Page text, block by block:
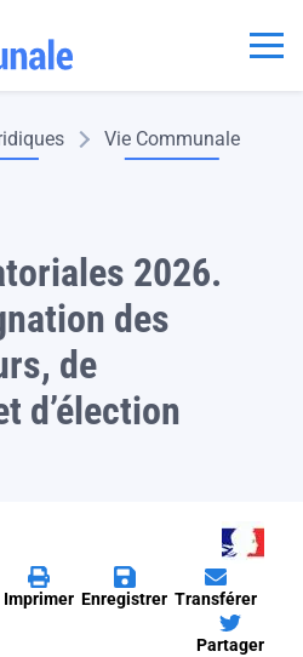
Vie Communale
2026.
des
de
d’élection
Imprimer Enregistrer Transférer
Partager